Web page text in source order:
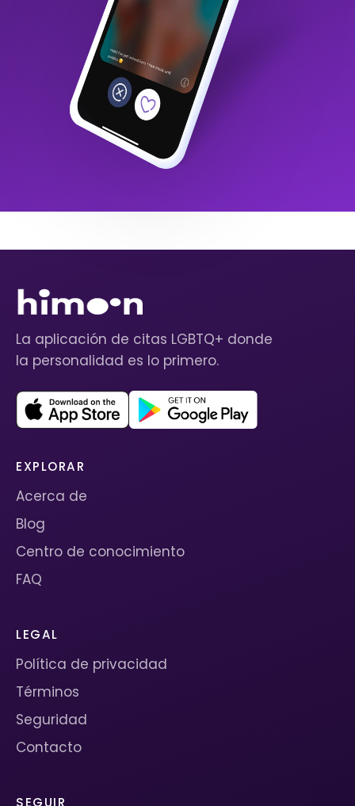
La aplicación de citas LGBTQ+ donde
la personalidad es lo primero.
EXPLORAR
Acerca de
Blog
Centro de conocimiento
FAQ
LEGAL
Política de privacidad
Términos
Seguridad
Contacto